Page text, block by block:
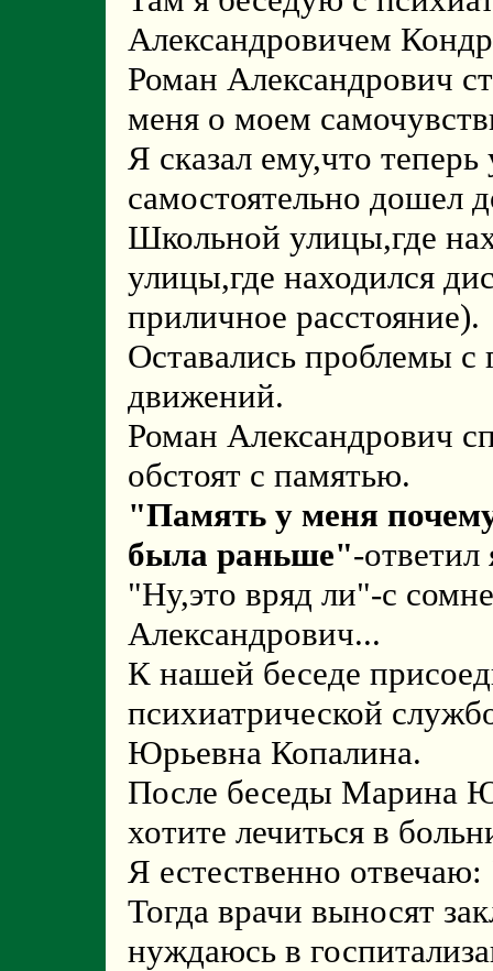
Александровичем
Роман Александрович
меня о моем
Я сказал ему,что
самостоятельно дошел
Школьной улицы,где
улицы,где находился
приличное расстояние).
Оставались проблемы с
движений.
Роман Александрович
обстоят с памятью.
"Память у меня
была раньше"-ответил
"Ну,это вряд ли"-с
Александрович...
К нашей беседе
психиатрической
Юрьевна Копалина.
После беседы Марина
хотите лечиться в
Я естественно
Тогда врачи выносят
нуждаюсь в